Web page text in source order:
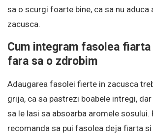
sa o scurgi foarte bine, ca sa nu aduca
zacusca.
Cum integram fasolea
fara sa o zdrobim
Adaugarea fasolei fierte in zacusca
grija, ca sa pastrezi boabele intregi,
sa le lasi sa absoarba aromele sosului.
recomanda sa pui fasolea deja fiarta